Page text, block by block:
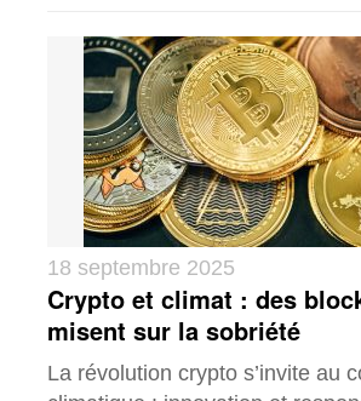
18 septembre 2025
Crypto et climat : des
misent sur la sobriété
La révolution crypto s’invite au